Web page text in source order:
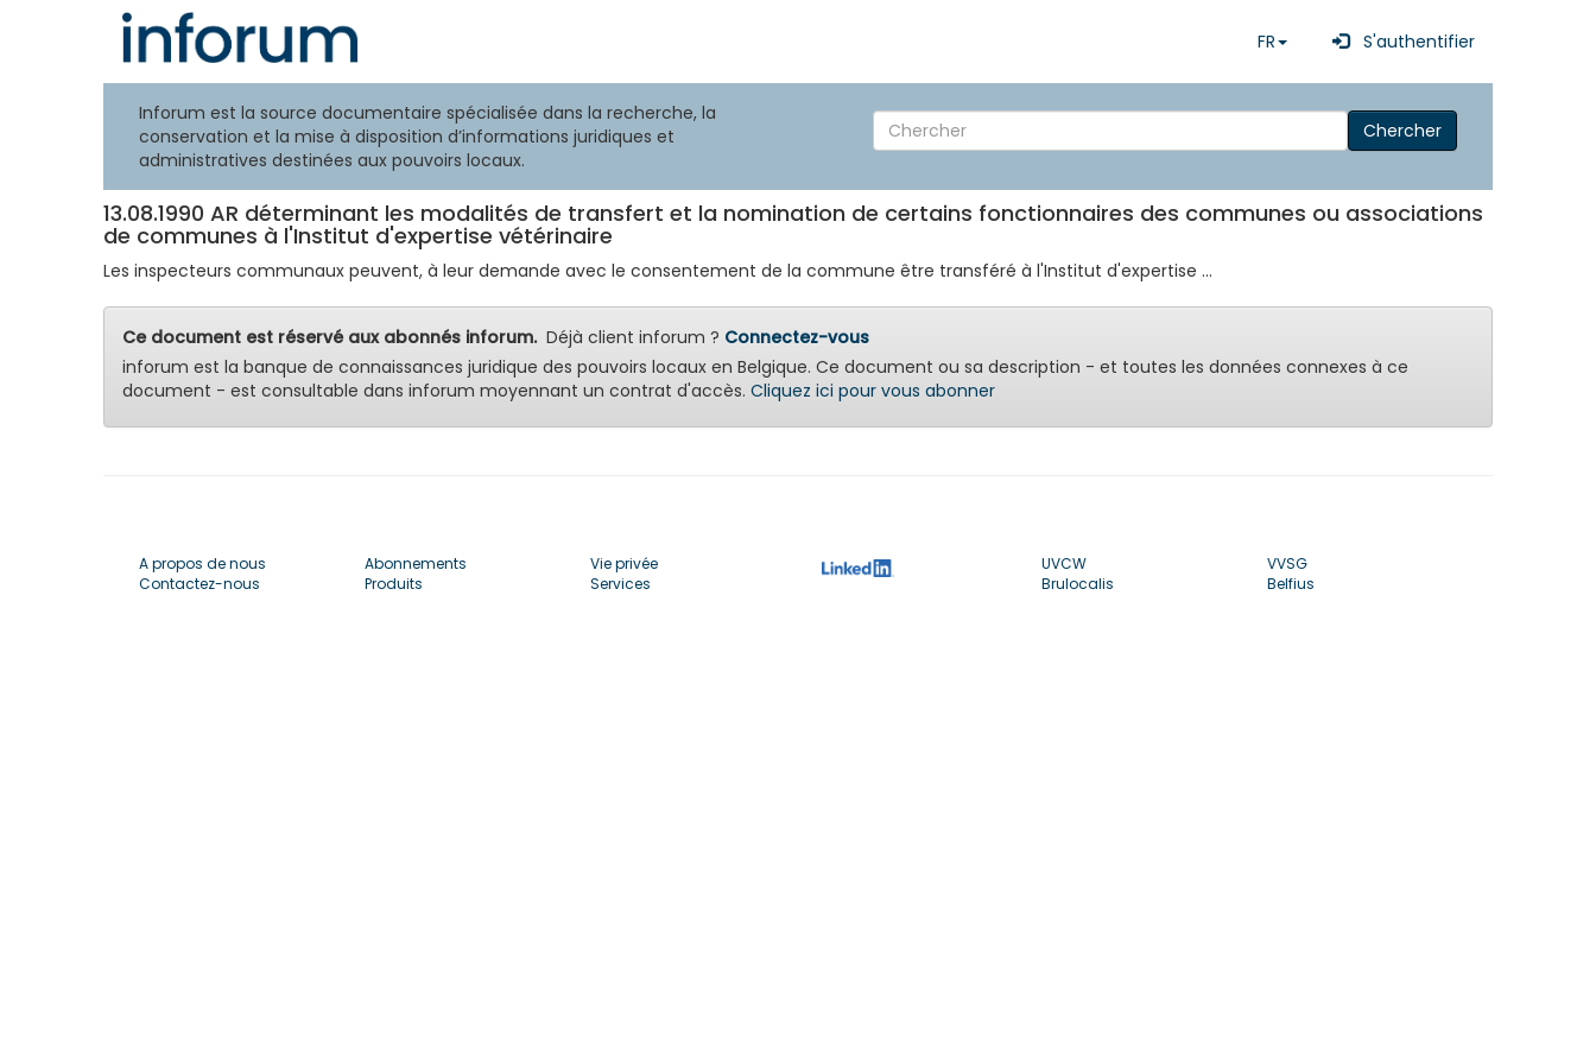
FR S'authentifier
Inforum est la source documentaire spécialisée dans la recherche, la
conservation et la mise à disposition d’informations juridiques et
administratives destinées aux pouvoirs locaux.
Chercher
13.08.1990 AR déterminant les modalités de transfert et la nomination de certains fonctionnaires des communes ou associations
de communes à l'Institut d'expertise vétérinaire
Les inspecteurs communaux peuvent, à leur demande avec le consentement de la commune être transféré à l'Institut d'expertise ...
Ce document est réservé aux abonnés inforum.Déjà client inforum ? Connectez-vous
inforum est la banque de connaissances juridique des pouvoirs locaux en Belgique. Ce document ou sa description - et toutes les données connexes à ce
document - est consultable dans inforum moyennant un contrat d'accès. Cliquez ici pour vous abonner
A propos de nous
Contactez-nous
Abonnements
Produits
Vie privée
Services
UVCW
Brulocalis
VVSG
Belfius